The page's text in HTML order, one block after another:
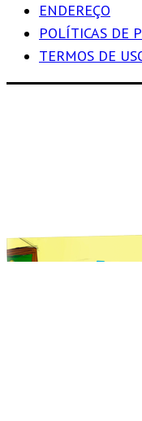
ENDEREÇO
POLÍTICAS DE
TERMOS DE